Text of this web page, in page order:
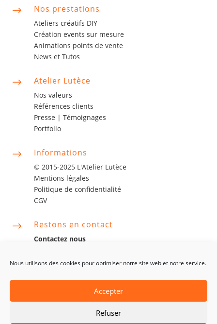
Nous utilisons des cookies pour optimiser notre site web et notre service.
Accepter
Refuser
$ Nos prestations
Ateliers créatifs DIY
Création events sur mesure
Animations points de vente
News et Tutos
$ Atelier Lutèce
Nos valeurs
Références clients
Presse | Témoignages
Portfolio
$ Informations
© 2015-2025 L'Atelier Lutèce
Mentions légales
Politique de confidentialité
CGV
$ Restons en contact
Contactez nous
06 63 06 75 14